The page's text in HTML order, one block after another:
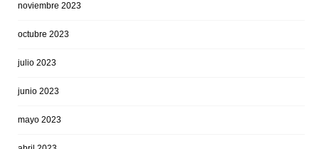
noviembre 2023
octubre 2023
julio 2023
junio 2023
mayo 2023